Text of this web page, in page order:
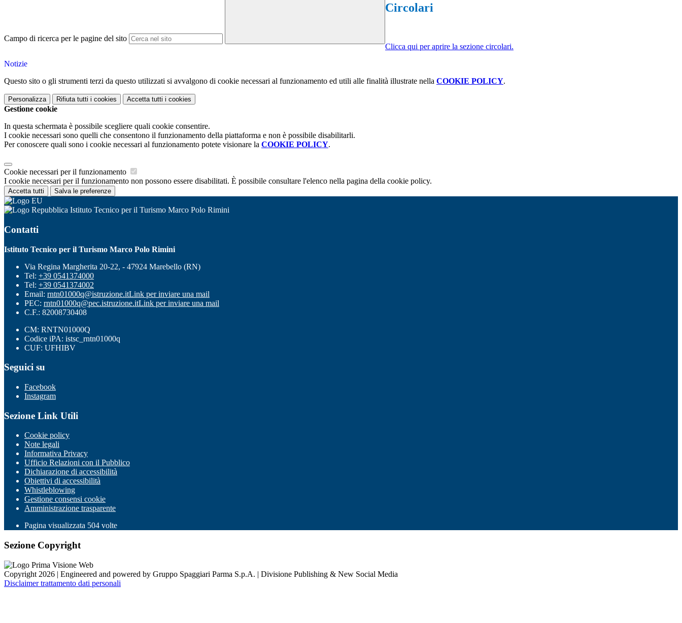
Campo di ricerca per le pagine del sito
Circolari
Clicca qui per aprire la sezione circolari.
Notizie
Questo sito o gli strumenti terzi da questo utilizzati si avvalgono di cookie necessari al funzionamento ed utili alle finalità illustrate nella COOKIE POLICY.
Personalizza Rifiuta tutti i cookies Accetta tutti i cookies
Gestione cookie
In questa schermata è possibile scegliere quali cookie consentire.
I cookie necessari sono quelli che consentono il funzionamento della piattaforma e non è possibile disabilitarli.
Per conoscere quali sono i cookie necessari al funzionamento potete visionare la COOKIE POLICY.
Cookie necessari per il funzionamento
I cookie necessari per il funzionamento non possono essere disabilitati. È possibile consultare l'elenco nella pagina della cookie policy.
Accetta tutti Salva le preferenze
Istituto Tecnico per il Turismo Marco Polo Rimini
Contatti
Istituto Tecnico per il Turismo Marco Polo Rimini
Via Regina Margherita 20-22, - 47924 Marebello (RN)
Tel: +39 0541374000
Tel: +39 0541374002
Email: rntn01000q@istruzione.itLink per inviare una mail
PEC: rntn01000q@pec.istruzione.itLink per inviare una mail
C.F.: 82008730408
CM: RNTN01000Q
Codice iPA: istsc_rntn01000q
CUF: UFHIBV
Seguici su
Facebook
Instagram
Sezione Link Utili
Cookie policy
Note legali
Informativa Privacy
Ufficio Relazioni con il Pubblico
Dichiarazione di accessibilità
Obiettivi di accessibilità
Whistleblowing
Gestione consensi cookie
Amministrazione trasparente
Pagina visualizzata 504 volte
Sezione Copyright
Copyright 2026 | Engineered and powered by Gruppo Spaggiari Parma S.p.A. | Divisione Publishing & New Social Media
Disclaimer trattamento dati personali